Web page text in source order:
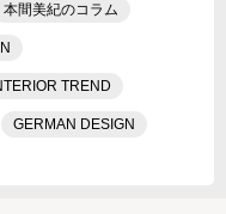
本間美紀のコラム
TREND
GERMAN DESIGN